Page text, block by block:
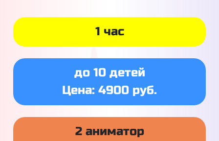
1 час
до 10 детей
Цена: 4900 руб.
2 аниматор